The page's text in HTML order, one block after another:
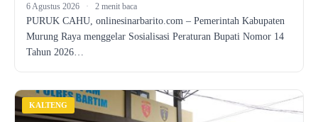
6 Agustus 2026 · 2 menit baca
PURUK CAHU, onlinesinarbarito.com – Pemerintah Kabupaten
Murung Raya menggelar Sosialisasi Peraturan Bupati Nomor 14
Tahun 2026…
KALTENG